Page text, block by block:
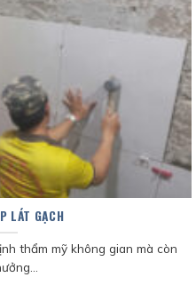
LÁT GẠCH
thẩm mỹ không gian mà còn